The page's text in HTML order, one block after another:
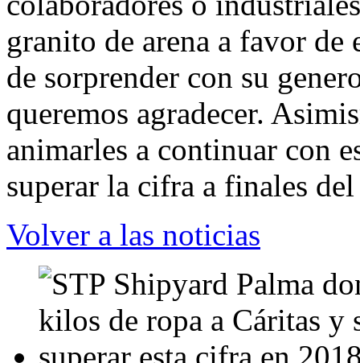
granito de arena a favor
de sorprender con su
queremos agradecer.
animarles a continuar con
superar la cifra a finales
Volver a las noticias